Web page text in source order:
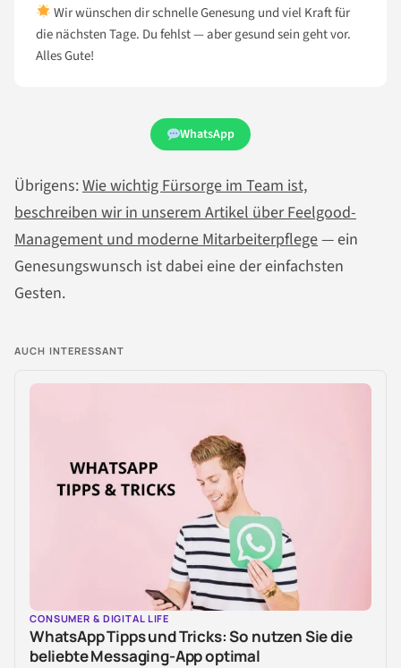
Wir wünschen dir schnelle Genesung und viel Kraft für
die nächsten Tage. Du fehlst — aber gesund sein geht vor.
Alles Gute!
WhatsApp
Übrigens:Wie wichtig Fürsorge im Team ist,
beschreiben wir in unserem Artikel über Feelgood-
Management und moderne Mitarbeiterpflege— ein
Genesungswunsch ist dabei eine der einfachsten
Gesten.
AUCH INTERESSANT
CONSUMER & DIGITAL LIFE
WhatsApp Tipps und Tricks: So nutzen Sie die
beliebte Messaging-App optimal